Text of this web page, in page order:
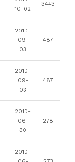
10-02
3443
2010-
09-
03
487
2010-
09-
03
487
2010-
06-
30
278
2010-